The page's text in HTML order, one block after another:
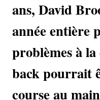
ans, David
année entière
problèmes à
back pourrait
course au